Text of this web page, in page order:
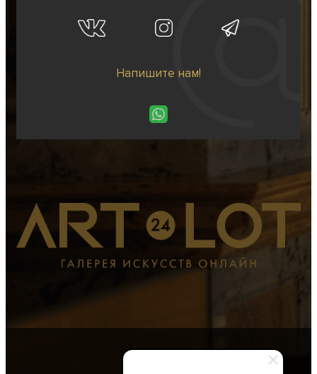
Напишите нам!